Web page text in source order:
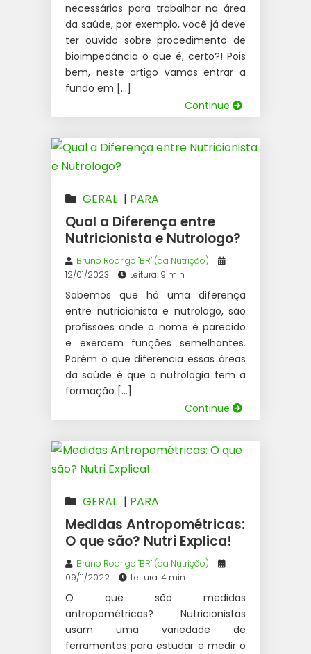
necessários para trabalhar na área
da saúde, por exemplo, você já deve
ter ouvido sobre procedimento de
bioimpedância o que é, certo?! Pois
bem, neste artigo vamos entrar a
fundo em […]
Continue
GERAL | PARA
NUTRICIONISTAS
Qual a Diferença entre
Nutricionista e Nutrologo?
Bruno Rodrigo "BR" (da Nutrição)
12/01/2023
Leitura: 9 min
Sabemos que há uma diferença
entre nutricionista e nutrologo, são
profissões onde o nome é parecido
e exercem funções semelhantes.
Porém o que diferencia essas áreas
da saúde é que a nutrologia tem a
formação […]
Continue
GERAL | PARA
NUTRICIONISTAS
Medidas Antropométricas:
O que são? Nutri Explica!
Bruno Rodrigo "BR" (da Nutrição)
09/11/2022
Leitura: 4 min
O que são medidas
antropométricas? Nutricionistas
usam uma variedade de
ferramentas para estudar e medir o